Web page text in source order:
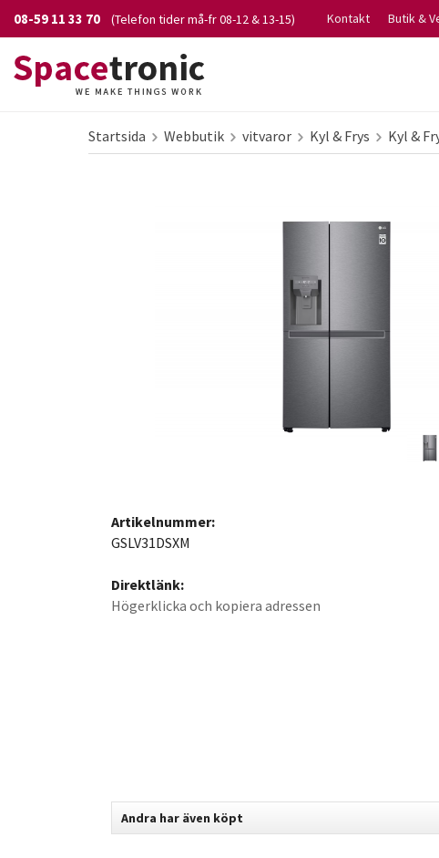
08-59 11 33 70 (Telefon tider må-fr 08-12 & 13-15) Kontakt Butik &
Startsida Webbutik vitvaror Kyl & Frys Kyl &
Artikelnummer:
GSLV31DSXM
Direktlänk:
Högerklicka och kopiera adressen
Andra har även köpt